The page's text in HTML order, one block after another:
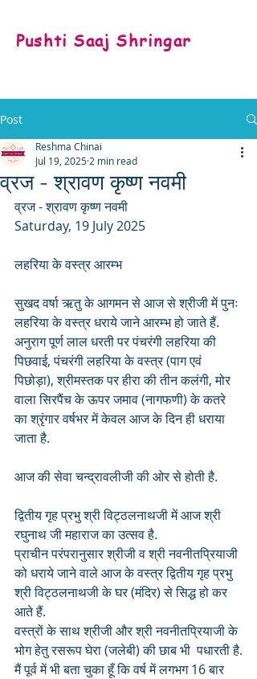
Pushti Saaj Shringar
Post
व्रज - श्रावण कृष्ण नवमी
Reshma Chinai
Jul 19, 2025 2 min read
व्रज - श्रावण कृष्ण नवमी
Saturday, 19 July 2025
लहरिया के वस्त्र आरम्भ
सुखद वर्षा ऋतु के आगमन से आज से श्रीजी में पुनः
लहरिया के वस्त्र धराये जाने आरम्भ हो जाते हैं.
अनुराग पूर्ण लाल धरती पर पंचरंगी लहरिया की
पिछवाई, पंचरंगी लहरिया के वस्त्र (पाग एवं
पिछोड़ा), श्रीमस्तक पर हीरा की तीन कलंगी, मोर
वाला सिरपैंच के ऊपर जमाव (नागफणी) के कतरे
का श्रृंगार वर्षभर में केवल आज के दिन ही धराया
जाता है.
आज की सेवा चन्द्रावलीजी की ओर से होती है.
द्वितीय गृह प्रभु श्री विट्ठलनाथजी में आज श्री
रघुनाथ जी महाराज का उत्सव है.
प्राचीन परंपरानुसार श्रीजी व श्री नवनीतप्रियाजी
को धराये जाने वाले आज के वस्त्र द्वितीय गृह प्रभु
श्री विट्ठलनाथजी के घर (मंदिर) से सिद्ध हो कर
आते हैं.
वस्त्रों के साथ श्रीजी और श्री नवनीतप्रियाजी के
भोग हेतु रसरूप घेरा (जलेबी) की छाब भी  पधारती है.
मैं पूर्व में भी बता चुका हूँ कि वर्ष में लगभग 16 बार